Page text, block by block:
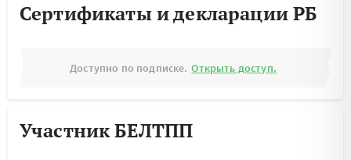
Сертификаты и декларации РБ
Доступно по подписке. Открыть доступ.
Участник БЕЛТПП